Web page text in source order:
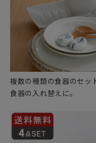
複数の種類の食器のセッ
食器の入れ替えに。